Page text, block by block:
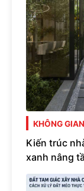
KHÔNG
Kiến trúc
xanh nâng